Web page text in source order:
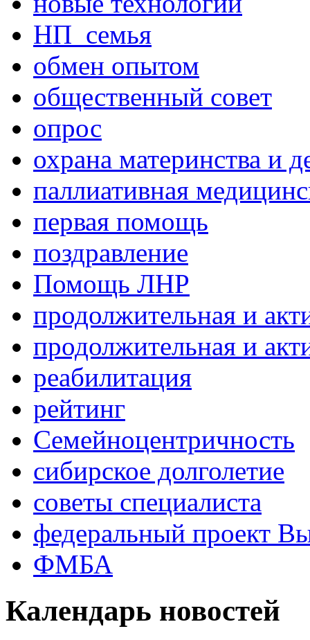
НП_семья
обмен опытом
общественный совет
опрос
охрана материнства и
паллиативная
первая помощь
поздравление
Помощь ЛНР
продолжительная и
продолжительная и
реабилитация
рейтинг
Семейноцентричность
сибирское долголетие
советы специалиста
федеральный проект
ФМБА
Календарь новостей